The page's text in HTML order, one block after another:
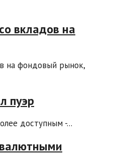
вкладов на
на фондовый рынок,
пуэр
доступным -...